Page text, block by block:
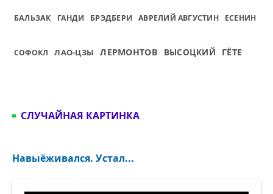
БАЛЬЗАК ГАНДИ БРЭДБЕРИ АВРЕЛИЙ АВГУСТИН ЕСЕНИН
СОФОКЛ ЛАО-ЦЗЫ ЛЕРМОНТОВ ВЫСОЦКИЙ ГЁТЕ
СЛУЧАЙНАЯ КАРТИНКА
Навыёживался. Устал...